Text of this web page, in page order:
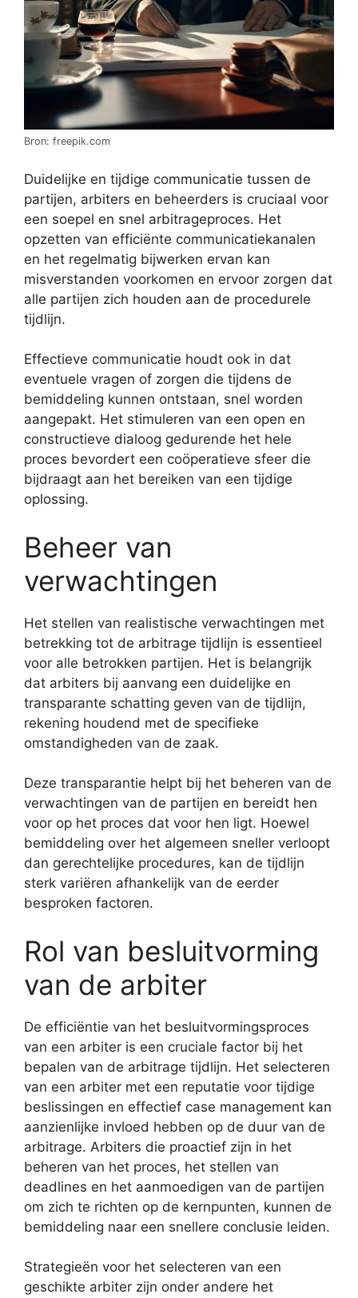
Bron: freepik.com
Duidelijke en tijdige communicatie tussen de
partijen, arbiters en beheerders is cruciaal voor
een soepel en snel arbitrageproces. Het
opzetten van efficiënte communicatiekanalen
en het regelmatig bijwerken ervan kan
misverstanden voorkomen en ervoor zorgen dat
alle partijen zich houden aan de procedurele
tijdlijn.
Effectieve communicatie houdt ook in dat
eventuele vragen of zorgen die tijdens de
bemiddeling kunnen ontstaan, snel worden
aangepakt. Het stimuleren van een open en
constructieve dialoog gedurende het hele
proces bevordert een coöperatieve sfeer die
bijdraagt aan het bereiken van een tijdige
oplossing.
Beheer van
verwachtingen
Het stellen van realistische verwachtingen met
betrekking tot de arbitrage tijdlijn is essentieel
voor alle betrokken partijen. Het is belangrijk
dat arbiters bij aanvang een duidelijke en
transparante schatting geven van de tijdlijn,
rekening houdend met de specifieke
omstandigheden van de zaak.
Deze transparantie helpt bij het beheren van de
verwachtingen van de partijen en bereidt hen
voor op het proces dat voor hen ligt. Hoewel
bemiddeling over het algemeen sneller verloopt
dan gerechtelijke procedures, kan de tijdlijn
sterk variëren afhankelijk van de eerder
besproken factoren.
Rol van besluitvorming
van de arbiter
De efficiëntie van het besluitvormingsproces
van een arbiter is een cruciale factor bij het
bepalen van de arbitrage tijdlijn. Het selecteren
van een arbiter met een reputatie voor tijdige
beslissingen en effectief case management kan
aanzienlijke invloed hebben op de duur van de
arbitrage. Arbiters die proactief zijn in het
beheren van het proces, het stellen van
deadlines en het aanmoedigen van de partijen
om zich te richten op de kernpunten, kunnen de
bemiddeling naar een snellere conclusie leiden.
Strategieën voor het selecteren van een
geschikte arbiter zijn onder andere het